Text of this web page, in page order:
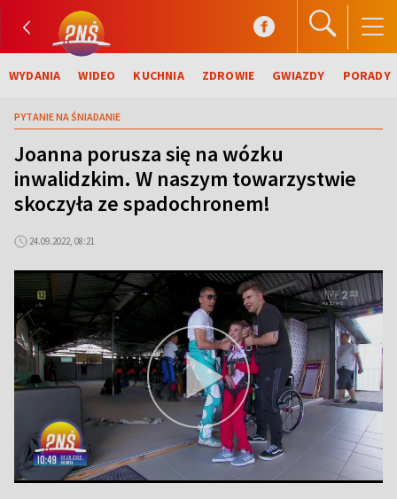
WYDANIA WIDEO KUCHNIA ZDROWIE GWIAZDY PORADY
PYTANIE NA ŚNIADANIE
Joanna porusza się na wózku
inwalidzkim. W naszym towarzystwie
skoczyła ze spadochronem!
24.09.2022, 08:21